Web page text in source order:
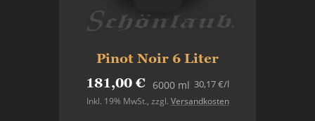
Pinot Noir 6 Liter
181,00 € 6000 ml
Inkl. 19% MwSt., zzgl. Versandkosten
30,17 €/l